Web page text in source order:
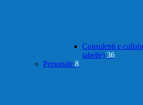
Consulenti e
tabelle) 36
Personale 8